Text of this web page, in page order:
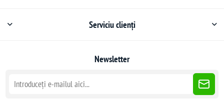
Serviciu clienți
Newsletter